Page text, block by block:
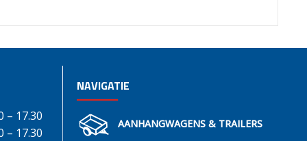
– 17.30
– 17.30
NAVIGATIE
AANHANGWAGENS & TRAILERS